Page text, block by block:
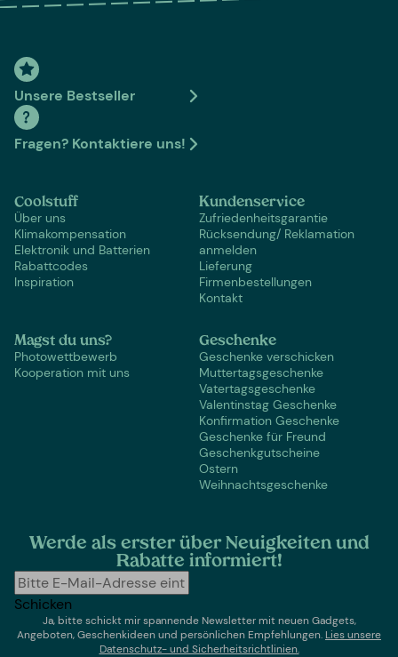
Unsere Bestseller
Fragen? Kontaktiere uns!
Coolstuff
Über uns
Klimakompensation
Elektronik und Batterien
Rabattcodes
Inspiration
Kundenservice
Zufriedenheitsgarantie
Rücksendung/ Reklamation
anmelden
Lieferung
Firmenbestellungen
Kontakt
Magst du uns?
Photowettbewerb
Kooperation mit uns
Geschenke
Geschenke verschicken
Muttertagsgeschenke
Vatertagsgeschenke
Valentinstag Geschenke
Konfirmation Geschenke
Geschenke für Freund
Geschenkgutscheine
Ostern
Weihnachtsgeschenke
Werde als erster über Neuigkeiten und
Rabatte informiert!
Schicken
Ja, bitte schickt mir spannende Newsletter mit neuen Gadgets,
Angeboten, Geschenkideen und persönlichen Empfehlungen. Lies unsere
Datenschutz- und Sicherheitsrichtlinien.